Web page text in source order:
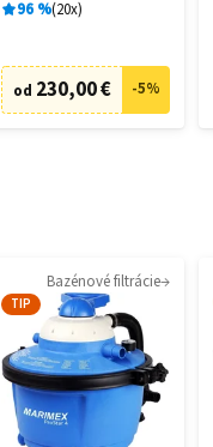
Awesome Black
96 % 20x
od 230,00 € -5%
Bazénové filtrácie
TIP